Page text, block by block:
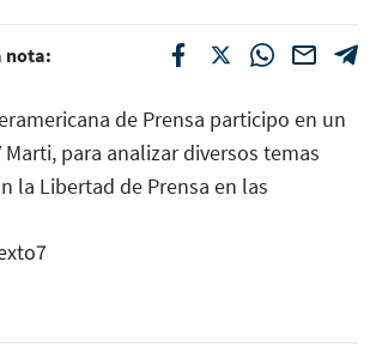
nota:
de Prensa participo en un
Marti, para analizar diversos temas
la Libertad de Prensa en las